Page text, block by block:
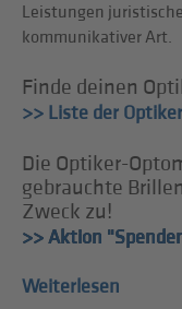
Leistungen
kommunikativer Art.
Finde deinen
>> Liste der
Die Optiker-
gebrauchte
Zweck zu!
>> Aktion
Weiterlesen